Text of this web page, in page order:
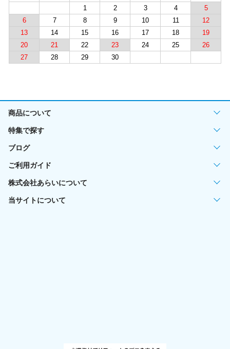
1
2 3 4
5
6
7 8 9 10 11
12
13
14 15 16 17 18
19
20
21 22 23 24 25
26
27
28 29 30
商品について
特集で探す
ブログ
ご利用ガイド
株式会社あらいについて
当サイトについて